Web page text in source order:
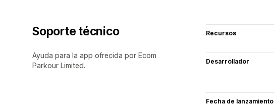
Soporte técnico
Ayuda para la app ofrecida por Ecom
Parkour Limited.
Recursos
Desarrollador
Fecha de lanzamiento